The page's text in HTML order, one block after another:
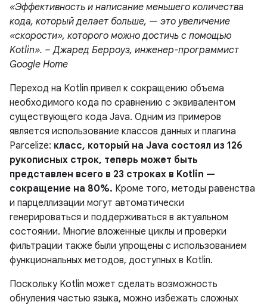
«Эффективность и написание меньшего количества
кода, который делает больше, — это увеличение
«скорости», которого можно достичь с помощью
Kotlin». – Джаред Берроуз, инженер-программист
Google Home
Переход на Kotlin привел к сокращению объема
необходимого кода по сравнению с эквивалентом
существующего кода Java. Одним из примеров
является использование классов данных и плагина
Parcelize: класс, который на Java состоял из 126
рукописных строк, теперь может быть
представлен всего в 23 строках в Kotlin —
сокращение на 80%. Кроме того, методы равенства
и парцеллизации могут автоматически
генерироваться и поддерживаться в актуальном
состоянии. Многие вложенные циклы и проверки
фильтрации также были упрощены с использованием
функциональных методов, доступных в Kotlin.
Поскольку Kotlin может сделать возможность
обнуления частью языка, можно избежать сложных